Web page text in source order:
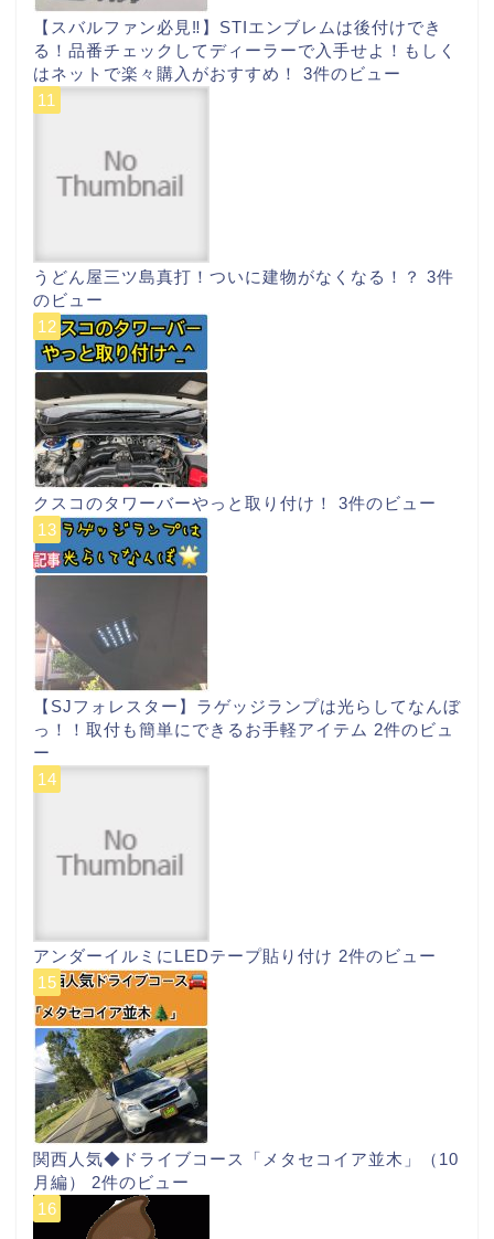
【スバルファン必見‼︎】STIエンブレムは後付けでき
る！品番チェックしてディーラーで入手せよ！もしく
はネットで楽々購入がおすすめ！ 3件のビュー
うどん屋三ツ島真打！ついに建物がなくなる！？ 3件
のビュー
クスコのタワーバーやっと取り付け！ 3件のビュー
【SJフォレスター】ラゲッジランプは光らしてなんぼ
っ！！取付も簡単にできるお手軽アイテム 2件のビュ
ー
アンダーイルミにLEDテープ貼り付け 2件のビュー
関西人気◆ドライブコース「メタセコイア並木」（10
月編） 2件のビュー